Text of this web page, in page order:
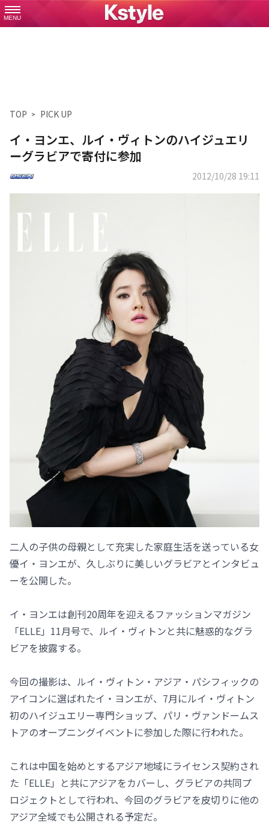
MENU
TOP PICK UP
イ・ヨンエ、ルイ・ヴィトンのハイジュエリ
ーグラビアで寄付に参加
2012/10/28 19:11
二人の子供の母親として充実した家庭生活を送っている女
優イ・ヨンエが、久しぶりに美しいグラビアとインタビュ
ーを公開した。
イ・ヨンエは創刊20周年を迎えるファッションマガジン
「ELLE」11月号で、ルイ・ヴィトンと共に魅惑的なグラ
ビアを披露する。
今回の撮影は、ルイ・ヴィトン・アジア・パシフィックの
アイコンに選ばれたイ・ヨンエが、7月にルイ・ヴィトン
初のハイジュエリー専門ショップ、パリ・ヴァンドームス
トアのオープニングイベントに参加した際に行われた。
これは中国を始めとするアジア地域にライセンス契約され
た「ELLE」と共にアジアをカバーし、グラビアの共同プ
ロジェクトとして行われ、今回のグラビアを皮切りに他の
アジア全域でも公開される予定だ。